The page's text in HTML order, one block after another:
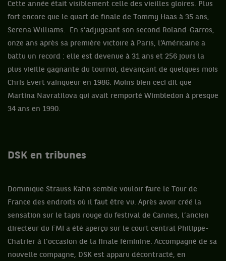
Cette année était visiblement celle des vieilles gloires. Plus
fort encore que le quart de finale de Tommy Haas à 35 ans,
Serena Williams. En s’adjugeant son second Roland-Garros,
onze ans après sa première victoire à Paris, l’Américaine a
battu un record : elle est devenue à 31 ans et 256 jours la
plus vieille gagnante du tournoi, devançant de quelques mois
Chris Evert vainqueur en 1986. Moins bien ceci dit que
Martina Navratilova qui avait remporté Wimbledon à presque
34 ans en 1990.
DSK en tribunes
Dominique Strauss Kahn semble vouloir faire le Tour de
France des endroits où il faut être vu. Après avoir créé la
sensation sur le tapis rouge du festival de Cannes, l’ancien
directeur du FMI a été aperçu sur le court central Philippe-
Chatrier à l’occasion de la finale féminine. Accompagné de sa
nouvelle compagne, DSK est apparu décontracté, en